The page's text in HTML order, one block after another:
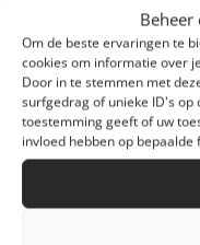
Om de beste ervaringen te
cookies om informatie over
Door in te stemmen met
surfgedrag of unieke ID's op
toestemming geeft of uw
invloed hebben op
Heel goed
Gemiddeld
Slecht